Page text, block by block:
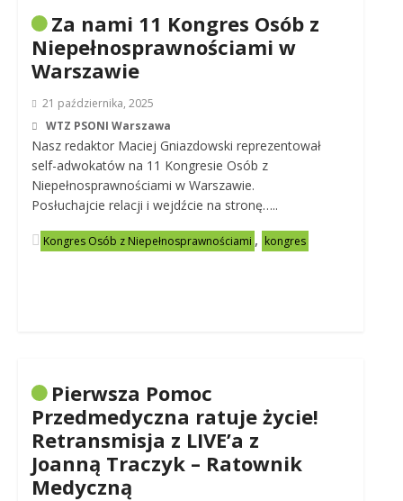
Za nami 11 Kongres Osób z
Niepełnosprawnościami w
Warszawie
21 października, 2025
WTZ PSONI Warszawa
Nasz redaktor Maciej Gniazdowski reprezentował
self-adwokatów na 11 Kongresie Osób z
Niepełnosprawnościami w Warszawie.
Posłuchajcie relacji i wejdźcie na stronę…..
Kongres Osób z Niepełnosprawnościami , kongres
Pierwsza Pomoc
Przedmedyczna ratuje życie!
Retransmisja z LIVE’a z
Joanną Traczyk – Ratownik
Medyczną